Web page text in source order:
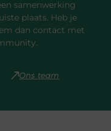
samenwerking
plaats. Heb je
dan contact met
Ons team